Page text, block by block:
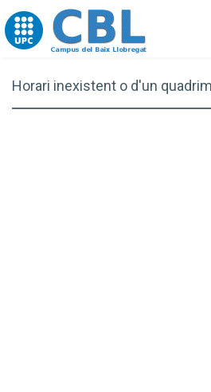
Go to upc.edu
Horari inexistent o d'un